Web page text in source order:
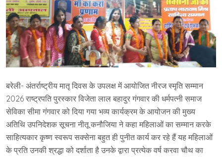
बरेली- अंतर्राष्ट्रीय मातृ दिवस के उपलक्ष में आयोजित नीरज स्मृति सम्मान
2026 राष्ट्रपति पुरस्कार विजेता लाल बहादुर गंगवार की धर्मपत्नी समाज
सेविका सीमा गंगवार को दिया गया भव्य कार्यक्रम के आयोजन की मुख्य
अतिथि उपनिदेशक सूचना नीतू कनौजिया ने कहा महिलाओं का सम्मान करके
साहित्यकार कृष्ण स्वरूप सक्सेना बहुत ही पुनीत कार्य कर रहे हैं यह महिलाओं
के प्रति उनकी श्रद्धा को दर्शाता है उनके द्वारा प्रत्येक वर्ष करवा चौथ का